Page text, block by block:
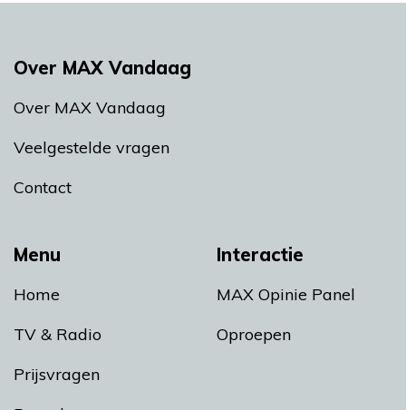
Menu
Home
TV & Radio
Prijsvragen
Interactie
MAX Opinie Panel
Oproepen
Over MAX Vandaag
Over MAX Vandaag
Veelgestelde vragen
Contact